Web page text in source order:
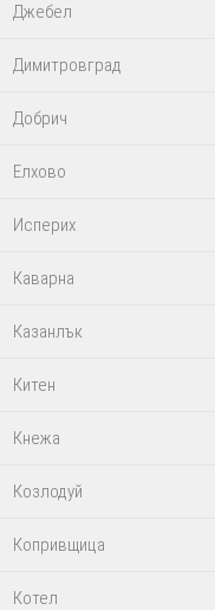
Джебел
Димитровград
Добрич
Елхово
Исперих
Каварна
Казанлък
Китен
Кнежа
Козлодуй
Копривщица
Котел